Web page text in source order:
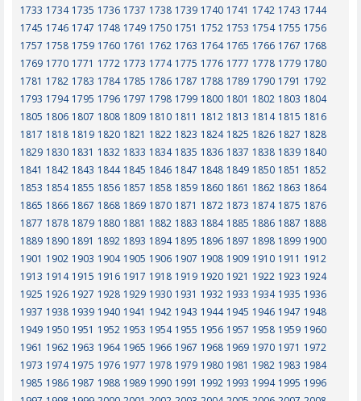
1733 1734 1735 1736 1737 1738 1739 1740 1741 1742 1743 1744
1745 1746 1747 1748 1749 1750 1751 1752 1753 1754 1755 1756
1757 1758 1759 1760 1761 1762 1763 1764 1765 1766 1767 1768
1769 1770 1771 1772 1773 1774 1775 1776 1777 1778 1779 1780
1781 1782 1783 1784 1785 1786 1787 1788 1789 1790 1791 1792
1793 1794 1795 1796 1797 1798 1799 1800 1801 1802 1803 1804
1805 1806 1807 1808 1809 1810 1811 1812 1813 1814 1815 1816
1817 1818 1819 1820 1821 1822 1823 1824 1825 1826 1827 1828
1829 1830 1831 1832 1833 1834 1835 1836 1837 1838 1839 1840
1841 1842 1843 1844 1845 1846 1847 1848 1849 1850 1851 1852
1853 1854 1855 1856 1857 1858 1859 1860 1861 1862 1863 1864
1865 1866 1867 1868 1869 1870 1871 1872 1873 1874 1875 1876
1877 1878 1879 1880 1881 1882 1883 1884 1885 1886 1887 1888
1889 1890 1891 1892 1893 1894 1895 1896 1897 1898 1899 1900
1901 1902 1903 1904 1905 1906 1907 1908 1909 1910 1911 1912
1913 1914 1915 1916 1917 1918 1919 1920 1921 1922 1923 1924
1925 1926 1927 1928 1929 1930 1931 1932 1933 1934 1935 1936
1937 1938 1939 1940 1941 1942 1943 1944 1945 1946 1947 1948
1949 1950 1951 1952 1953 1954 1955 1956 1957 1958 1959 1960
1961 1962 1963 1964 1965 1966 1967 1968 1969 1970 1971 1972
1973 1974 1975 1976 1977 1978 1979 1980 1981 1982 1983 1984
1985 1986 1987 1988 1989 1990 1991 1992 1993 1994 1995 1996